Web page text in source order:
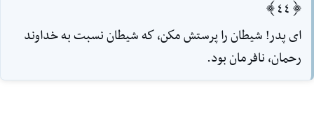
[44]
اى پدر! شيطان را پرستش مكن، كه شيطان نسبت به خداوند
رحمان، نافرمان بود.